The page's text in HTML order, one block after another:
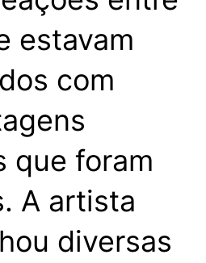
estavam
com
que foram
A artista
diversas